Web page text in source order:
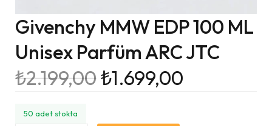
Givenchy MMW EDP 100 ML
Unisex Parfüm ARC JTC
₺2.199,00₺1.699,00
50 adet stokta